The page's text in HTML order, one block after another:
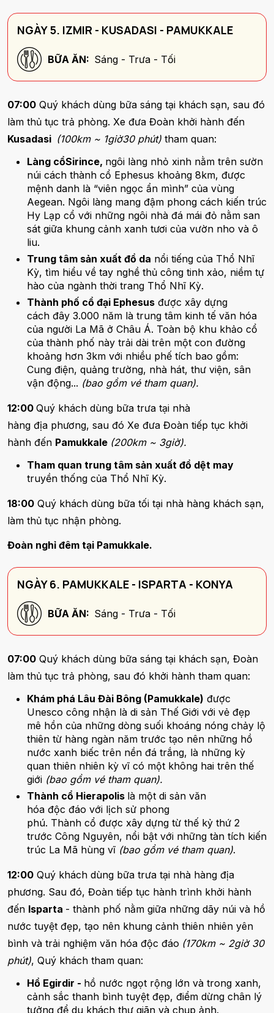
NGÀY 5. IZMIR - KUSADASI - PAMUKKALE
BỮA ĂN: Sáng - Trưa - Tối
07:00 Quý khách dùng bữa sáng tại khách sạn, sau đó
làm thủ tục trả phòng. Xe đưa Đoàn khởi hành đến
Kusadasi (100km ~ 1giờ30 phút) tham quan:
Làng cổSirince, ngôi làng nhỏ xinh nằm trên sườn
núi cách thành cổ Ephesus khoảng 8km, được
mệnh danh là “viên ngọc ẩn mình” của vùng
Aegean. Ngôi làng mang đậm phong cách kiến trúc
Hy Lạp cổ với những ngôi nhà đá mái đỏ nằm san
sát giữa khung cảnh xanh tươi của vườn nho và ô
liu.
Trung tâm sản xuất đồ da nổi tiếng của Thổ Nhĩ
Kỳ, tìm hiểu về tay nghề thủ công tinh xảo, niềm tự
hào của ngành thời trang Thổ Nhĩ Kỳ.
Thành phố cổ đại Ephesus được xây dựng
cách đây 3.000 năm là trung tâm kinh tế văn hóa
của người La Mã ở Châu Á. Toàn bộ khu khảo cổ
của thành phố này trải dài trên một con đường
khoảng hơn 3km với nhiều phế tích bao gồm:
Cung điện, quảng trường, nhà hát, thư viện, sân
vận động... (bao gồm vé tham quan).
12:00 Quý khách dùng bữa trưa tại nhà
hàng địa phương, sau đó Xe đưa Đoàn tiếp tục khởi
hành đến Pamukkale (200km ~ 3giờ).
Tham quan trung tâm sản xuất đồ dệt may
truyền thống của Thổ Nhĩ Kỳ.
18:00 Quý khách dùng bữa tối tại nhà hàng khách sạn,
làm thủ tục nhận phòng.
Đoàn nghỉ đêm tại Pamukkale.
NGÀY 6. PAMUKKALE - ISPARTA - KONYA
BỮA ĂN: Sáng - Trưa - Tối
07:00 Quý khách dùng bữa sáng tại khách sạn, Đoàn
làm thủ tục trả phòng, sau đó khởi hành tham quan:
Khám phá Lâu Đài Bông (Pamukkale) được
Unesco công nhận là di sản Thế Giới với vẻ đẹp
mê hồn của những dòng suối khoáng nóng chảy lộ
thiên từ hàng ngàn năm trước tạo nên những hồ
nước xanh biếc trên nền đá trắng, là những kỳ
quan thiên nhiên kỳ vĩ có một không hai trên thế
giới (bao gồm vé tham quan).
Thành cổ Hierapolis là một di sản văn
hóa độc đáo với lịch sử phong
phú. Thành cổ được xây dựng từ thế kỷ thứ 2
trước Công Nguyên, nổi bật với những tàn tích kiến
trúc La Mã hùng vĩ (bao gồm vé tham quan).
12:00 Quý khách dùng bữa trưa tại nhà hàng địa
phương. Sau đó, Đoàn tiếp tục hành trình khởi hành
đến Isparta - thành phố nằm giữa những dãy núi và hồ
nước tuyệt đẹp, tạo nên khung cảnh thiên nhiên yên
bình và trải nghiệm văn hóa độc đáo (170km ~ 2giờ 30
phút), Quý khách tham quan:
Hồ Egirdir - hồ nước ngọt rộng lớn và trong xanh,
cảnh sắc thanh bình tuyệt đẹp, điểm dừng chân lý
tưởng để du khách thư giãn và chụp ảnh.